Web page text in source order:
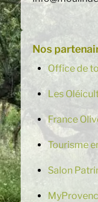
Nos
Office de
Les
France
Tourisme
Salon